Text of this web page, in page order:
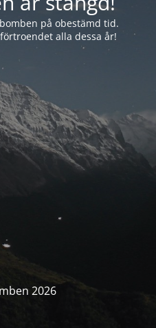
på obestämd tid.
alla dessa år!
2026